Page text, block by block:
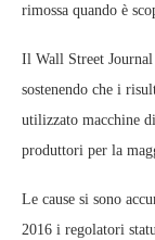
rimossa quando è
Il Wall Street
sostenendo che i
utilizzato macchine
produttori per la
Le cause si sono
2016 i regolatori